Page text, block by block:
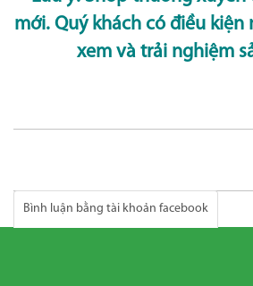
mới. Quý khách có điều kiện
xem và trải nghiệm
Bình luận bằng tài khoản facebook